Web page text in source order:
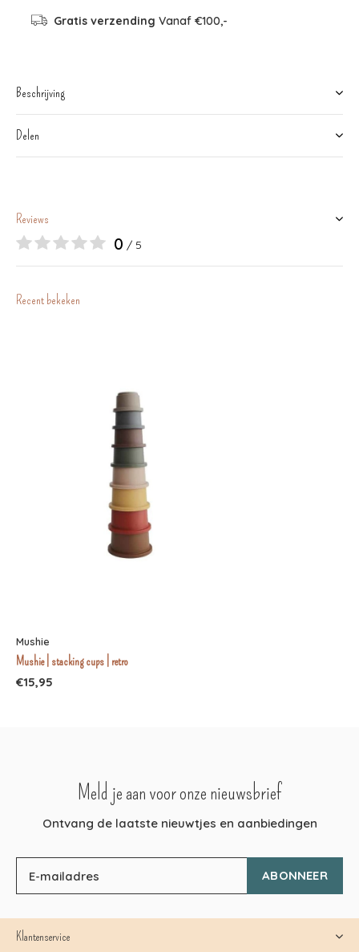
Gratis verzending Vanaf €100,-
Beschrijving
Delen
Reviews
0 / 5
Recent bekeken
Mushie
Mushie | stacking cups | retro
€15,95
Meld je aan voor onze nieuwsbrief
Ontvang de laatste nieuwtjes en aanbiedingen
ABONNEER
Klantenservice